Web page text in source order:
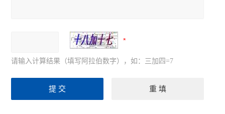
请输入计算结果（填写阿拉伯数字），如：三加四=7